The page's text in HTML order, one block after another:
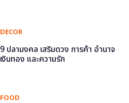
DECOR
9 ปลามงคล เสริมดวง การค้า อำนาจ
เงินทอง และความรัก
FOOD